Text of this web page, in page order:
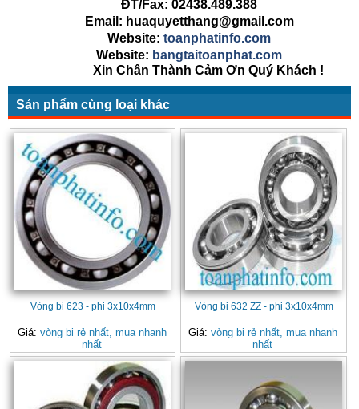
ĐT/Fax: 02438.489.388
Email: huaquyetthang@gmail.com
Website: toanphatinfo.com
Website: bangtaitoanphat.com
Xin Chân Thành Cảm Ơn Quý Khách !
Sản phẩm cùng loại khác
Vòng bi 623 - phi 3x10x4mm
Giá: vòng bi rẻ nhất, mua nhanh
nhất
Vòng bi 632 ZZ - phi 3x10x4mm
Giá: vòng bi rẻ nhất, mua nhanh
nhất